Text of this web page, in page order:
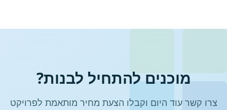
מוכנים להתחיל לבנות?
צרו קשר עוד היום וקבלו הצעת מחיר מותאמת לפרויקט